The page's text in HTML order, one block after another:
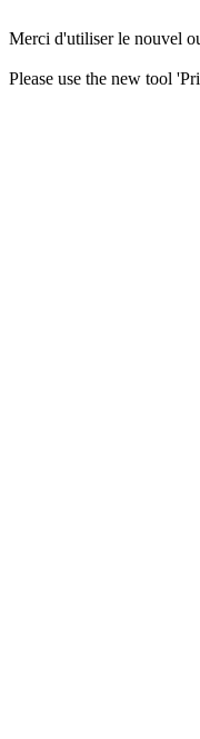
Merci d'utiliser le nouvel
Please use the new tool